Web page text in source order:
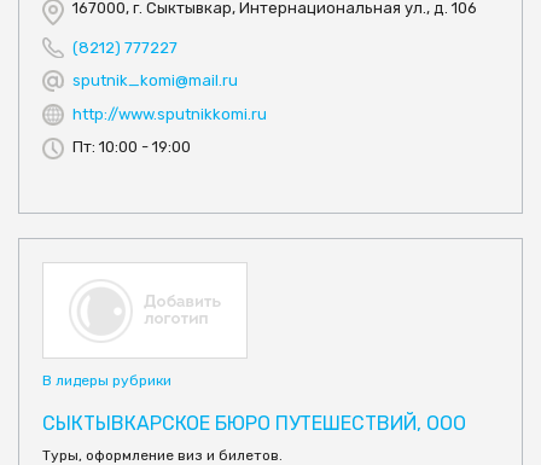
167000, г. Сыктывкар, Интернациональная ул., д. 106
(8212) 777227
sputnik_komi@mail.ru
http://www.sputnikkomi.ru
Пт: 10:00 - 19:00
В лидеры рубрики
СЫКТЫВКАРСКОЕ БЮРО ПУТЕШЕСТВИЙ, ООО
Туры, оформление виз и билетов.